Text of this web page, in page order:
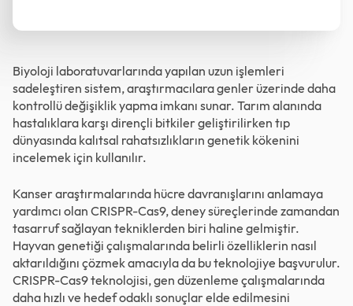
Biyoloji laboratuvarlarında yapılan uzun işlemleri
sadeleştiren sistem, araştırmacılara genler üzerinde daha
kontrollü değişiklik yapma imkanı sunar. Tarım alanında
hastalıklara karşı dirençli bitkiler geliştirilirken tıp
dünyasında kalıtsal rahatsızlıkların genetik kökenini
incelemek için kullanılır.
Kanser araştırmalarında hücre davranışlarını anlamaya
yardımcı olan CRISPR-Cas9, deney süreçlerinde zamandan
tasarruf sağlayan tekniklerden biri haline gelmiştir.
Hayvan genetiği çalışmalarında belirli özelliklerin nasıl
aktarıldığını çözmek amacıyla da bu teknolojiye başvurulur.
CRISPR-Cas9 teknolojisi, gen düzenleme çalışmalarında
daha hızlı ve hedef odaklı sonuçlar elde edilmesini